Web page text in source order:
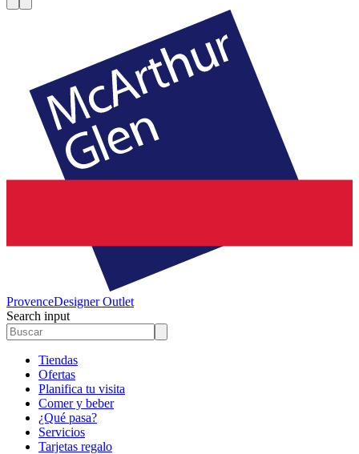
ProvenceDesigner Outlet
Search input
Tiendas
Ofertas
Planifica tu visita
Comer y beber
¿Qué pasa?
Servicios
Tarjetas regalo